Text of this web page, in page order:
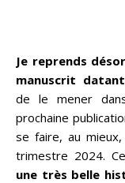
Je reprends
manuscrit
de le mener
prochaine
se faire, au
trimestre 2024.
une très belle